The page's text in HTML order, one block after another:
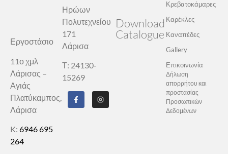
Εργοστάσιο
11ο χμλ
Λάρισας –
Αγιάς
Πλατύκαμπος,
Λάρισα
K: 6946 695
264
Ηρώων
Πολυτεχνείου
171
Λάρισα
Τ: 24130-
15269
Download
Catalogue
Κρεβατοκάμαρες
Καρέκλες
Καναπέδες
Gallery
Επικοινωνία
Δήλωση
απορρήτου και
προστασίας
Προσωπικών
Δεδομένων